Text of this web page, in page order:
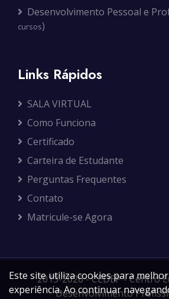
Desenvolvimento Pessoal e
cursos)
Links Rápidos
SALA VIRTUAL
Como Funciona
Certificado
Carteira de Estudante
Perguntas Frequentes
Contato
Matricule-se Agora
2013-2026 - CEDEP - Centro
Desenvolvimento
Este site utiliza cookies para
experiência. Ao continuar